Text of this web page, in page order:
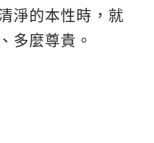
淨的本性時，就
多麼尊貴。